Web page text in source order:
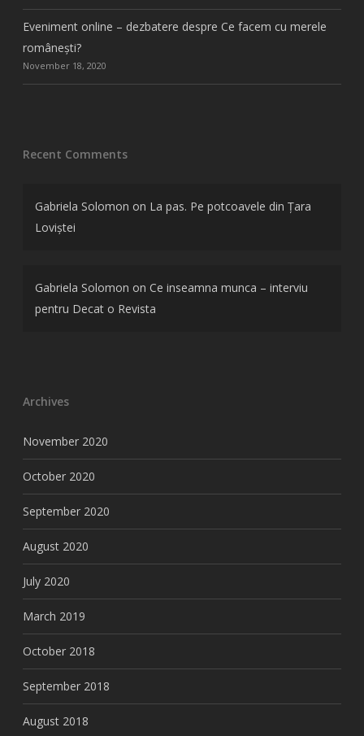
Eveniment online – dezbatere despre Ce facem cu merele
românești?
November 18, 2020
Recent Comments
Gabriela Solomon on La pas. Pe potcoavele din Țara
Loviștei
Gabriela Solomon on Ce inseamna munca – interviu
pentru Decat o Revista
Archives
November 2020
October 2020
September 2020
August 2020
July 2020
March 2019
October 2018
September 2018
August 2018